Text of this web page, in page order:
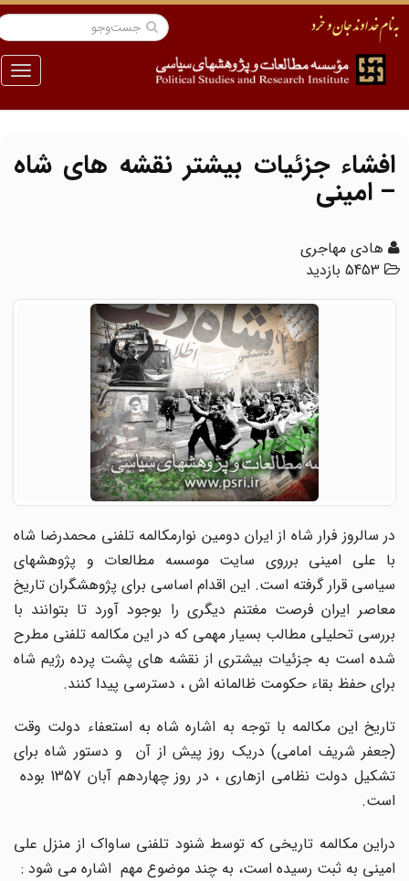
منو
افشاء جزئیات بیشتر نقشه های شاه
– امینی
هادی مهاجری
5453 بازدید
در سالروز فرار شاه از ایران دومین نوارمکالمه تلفنی محمدرضا شاه
با علی امینی برروی سایت موسسه مطالعات و پژوهشهای
سیاسی قرار گرفته است. این اقدام اساسی برای پژوهشگران تاریخ
معاصر ایران فرصت مغتنم دیگری را بوجود آورد تا بتوانند با
بررسی تحلیلی مطالب بسیار مهمی که در این مکالمه تلفنی مطرح
شده است به جزئیات بیشتری از نقشه های پشت پرده رژیم شاه
برای حفظ بقاء حکومت ظالمانه اش ، دسترسی پیدا کنند.
تاریخ این مکالمه با توجه به اشاره شاه به استعفاء دولت وقت
(جعفر شریف امامی) دریک روز پیش از آن و دستور شاه برای
تشکیل دولت نظامی ازهاری ، در روز چهاردهم آبان 1357 بوده
است.
دراین مکالمه تاریخی که توسط شنود تلفنی ساواک از منزل علی
امینی به ثبت رسیده است، به چند موضوع مهم اشاره می شود :